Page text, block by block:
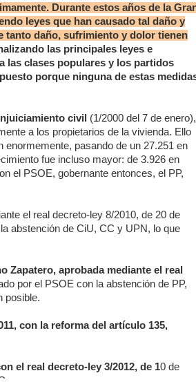
Durante estos años de la
leyes que han causado tal daño y
tanto daño, sufrimiento y dolor tienen
las principales leyes e
las clases populares y los partidos
porque ninguna de estas
civil (1/2000 del 7 de enero),
a los propietarios de la vivienda. Ello
pasando de un 27.251 en
fue incluso mayor: de 3.926 en
el PSOE, gobernante entonces, el PP,
el real decreto-ley 8/2010, de 20 de
abstención de CiU, CC y UPN, lo que
Zapatero, aprobada mediante el real
por el PSOE con la abstención de PP,
posible.
con la reforma del artículo 135,
el real decreto-ley 3/2012, de 10 de